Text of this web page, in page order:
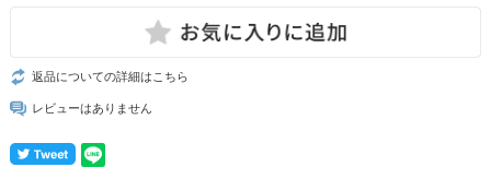
返品についての詳細はこちら
レビューはありません